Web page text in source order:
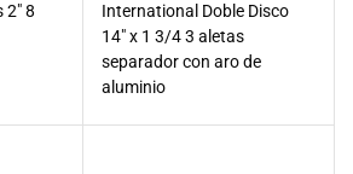
2" 8
International Doble Disco
14" x 1 3/4 3 aletas
separador con aro de
aluminio